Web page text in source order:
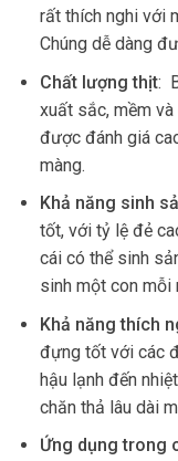
rất thích nghi với
Chúng dễ dàng
Chất lượng thịt:
xuất sắc, mềm
được đánh giá
màng.
Khả năng sinh
tốt, với tỷ lệ đẻ
cái có thể sinh
sinh một con mỗi
Khả năng thích
đựng tốt với các
hậu lạnh đến
chăn thả lâu dài
Ứng dụng trong